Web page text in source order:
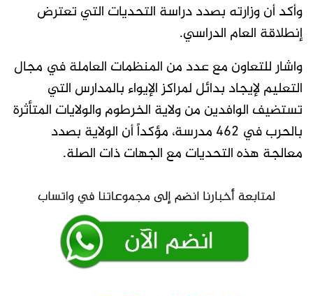
وأكد أن وزارته بصدد دراسة التحديات التي تعترض
إنطلاقة العام الدراسي.
واشار للتعاون مع عدد من المنظمات العاملة في مجال
التعليم لإيجاد بدائل لمراكز الإيواء بالمدارس التي
تستضيف الوافدين من ولاية الخرطوم والولايات المتأثرة
بالحرب في 462 مدرسة، مؤكداً أن الولاية بصدد
معالجة هذه التحديات مع الجهات ذات الصلة.